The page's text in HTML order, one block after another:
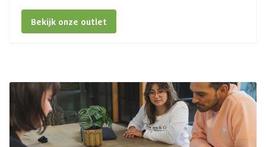
Bekijk onze outlet